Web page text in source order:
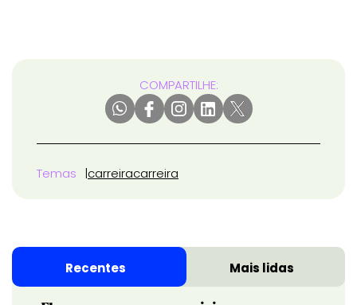
COMPARTILHE:
Temas carreiracarreira
Recentes Mais lidas